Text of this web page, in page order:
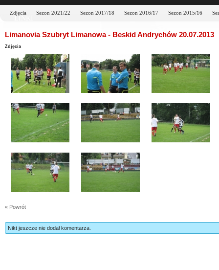
Zdjęcia Sezon 2021/22 Sezon 2017/18 Sezon 2016/17 Sezon 2015/16
LINKI
Limanovia Szubryt Limanowa - Beskid Andrychów 20.07.2013
Zdjęcia
« Powrót
Nikt jeszcze nie dodał komentarza.